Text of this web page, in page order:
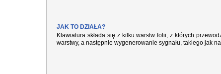
JAK TO DZIAŁA?
Klawiatura składa się z kilku warstw folii, z których
warstwy, a następnie wygenerowanie sygnału, takiego jak